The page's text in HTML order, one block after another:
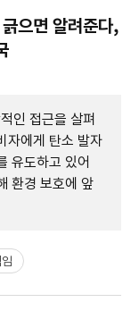
으면 알려준다,
인 접근을 살펴
자에게 탄소 발자
유도하고 있어
환경 보호에 앞